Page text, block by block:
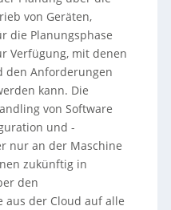
von Geräten,
die Planungsphase
Verfügung, mit denen
den Anforderungen
kann. Die
von Software
und -
nur an der Maschine
zukünftig in
den
aus der Cloud auf alle